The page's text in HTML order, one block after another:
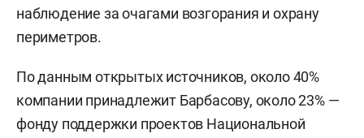
наблюдение за очагами возгорания и охрану
периметров.
По данным открытых источников, около 40%
компании принадлежит Барбасову, около 23% —
фонду поддержки проектов Национальной